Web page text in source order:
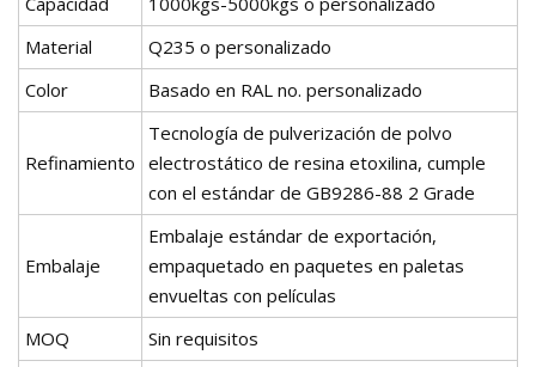
Material
Q235 o personalizado
Color
Basado en RAL no. personalizado
Refinamiento
Tecnología de pulverización de polvo
electrostático de resina etoxilina, cumple
con el estándar de GB9286-88 2 Grade
Embalaje
Embalaje estándar de exportación,
empaquetado en paquetes en paletas
envueltas con películas
MOQ
Sin requisitos